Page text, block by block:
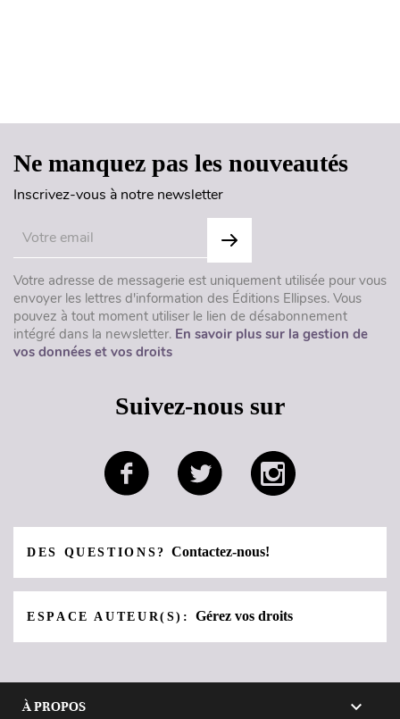
Ne manquez pas les nouveautés
Inscrivez-vous à notre newsletter
Votre adresse de messagerie est uniquement utilisée pour vous
envoyer les lettres d'information des Éditions Ellipses. Vous
pouvez à tout moment utiliser le lien de désabonnement
intégré dans la newsletter. En savoir plus sur la gestion de
vos données et vos droits
Suivez-nous sur
DES QUESTIONS?Contactez-nous!
ESPACE AUTEUR(S):Gérez vos droits
À PROPOS 